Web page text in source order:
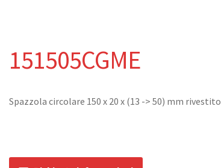
151505CGME
Spazzola circolare 150 x 20 x (13 -> 50) mm rivestito